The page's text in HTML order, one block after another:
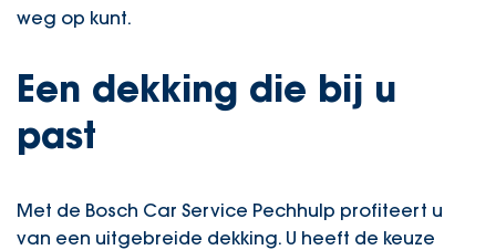
weg op kunt.
Een dekking die bij u
past
Met de Bosch Car Service Pechhulp profiteert u
van een uitgebreide dekking. U heeft de keuze